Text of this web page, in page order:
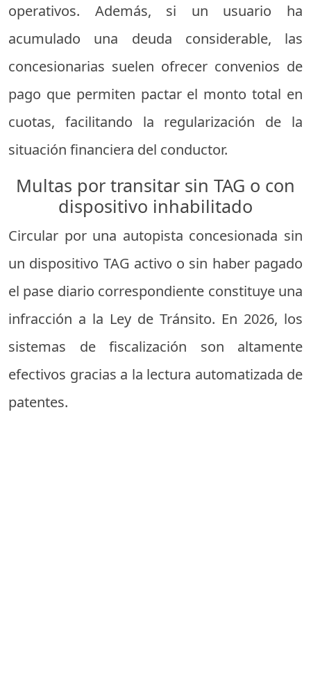
operativos. Además, si un usuario ha
acumulado una deuda considerable, las
concesionarias suelen ofrecer convenios de
pago que permiten pactar el monto total en
cuotas, facilitando la regularización de la
situación financiera del conductor.
Multas por transitar sin TAG o con
dispositivo inhabilitado
Circular por una autopista concesionada sin
un dispositivo TAG activo o sin haber pagado
el pase diario correspondiente constituye una
infracción a la Ley de Tránsito. En 2026, los
sistemas de fiscalización son altamente
efectivos gracias a la lectura automatizada de
patentes.